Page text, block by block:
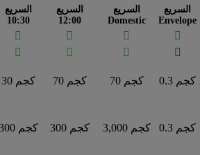
السريع
10:30
السريع
12:00
السريع
Domestic
السريع
Envelope
  

  

30 كجم 70 كجم 70 كجم 0.3 كجم
300 كجم 300 كجم 3,000 كجم 0.3 كجم